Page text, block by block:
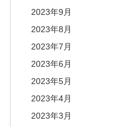
2023年9月
2023年8月
2023年7月
2023年6月
2023年5月
2023年4月
2023年3月